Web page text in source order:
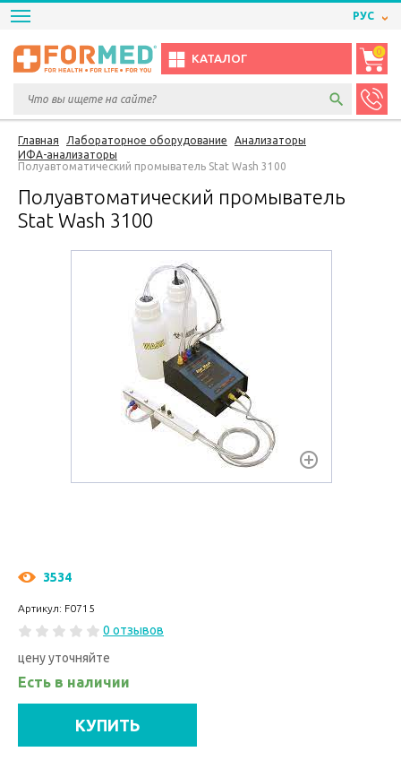
РУС
КАТАЛОГ
0
Главная Лабораторное оборудование
Анализаторы
ИФА-анализаторы
Полуавтоматический промыватель Stat Wash 3100
Полуавтоматический промыватель
Stat Wash 3100
3534
Артикул: F0715
0 отзывов
цену уточняйте
Есть в наличии
КУПИТЬ